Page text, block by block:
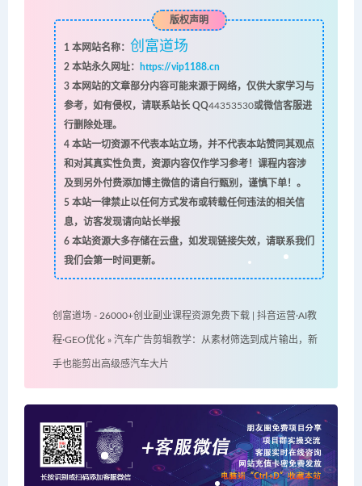
版权声明
1 本网站名称： 创富道场
2本站永久网址：
https://vip1188.cn
3本网站的文章部分内容可能来源于网络，仅供大家学习与
参考，如有侵权，请联系站长 QQ44353530或微信客服进
行删除处理。
4本站一切资源不代表本站立场，并不代表本站赞同其观点
和对其真实性负责，资源内容仅作学习参考！课程内容涉
及到另外付费添加博主微信的请自行甄别，谨慎下单！。
5本站一律禁止以任何方式发布或转载任何违法的相关信
息，访客发现请向站长举报
6本站资源大多存储在云盘，如发现链接失效，请联系我们
我们会第一时间更新。
创富道场 - 26000+创业副业课程资源免费下载 | 抖音运营·AI教
程·GEO优化 » 汽车广告剪辑教学：从素材筛选到成片输出，新
手也能剪出高级感汽车大片